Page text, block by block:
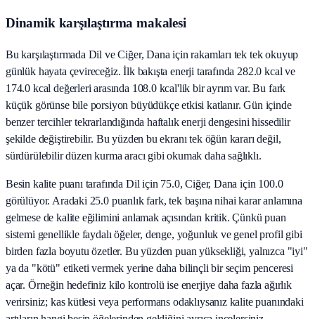
Dinamik karşılaştırma makalesi
Bu karşılaştırmada Dil ve Ciğer, Dana için rakamları tek tek okuyup
günlük hayata çevireceğiz. İlk bakışta enerji tarafında 282.0 kcal ve
174.0 kcal değerleri arasında 108.0 kcal'lik bir ayrım var. Bu fark
küçük görünse bile porsiyon büyüdükçe etkisi katlanır. Gün içinde
benzer tercihler tekrarlandığında haftalık enerji dengesini hissedilir
şekilde değiştirebilir. Bu yüzden bu ekranı tek öğün kararı değil,
sürdürülebilir düzen kurma aracı gibi okumak daha sağlıklı.
Besin kalite puanı tarafında Dil için 75.0, Ciğer, Dana için 100.0
görülüyor. Aradaki 25.0 puanlık fark, tek başına nihai karar anlamına
gelmese de kalite eğilimini anlamak açısından kritik. Çünkü puan
sistemi genellikle faydalı öğeler, denge, yoğunluk ve genel profil gibi
birden fazla boyutu özetler. Bu yüzden puan yüksekliği, yalnızca "iyi"
ya da "kötü" etiketi vermek yerine daha bilinçli bir seçim penceresi
açar. Örneğin hedefiniz kilo kontrolü ise enerjiye daha fazla ağırlık
verirsiniz; kas kütlesi veya performans odaklıysanız kalite puanındaki